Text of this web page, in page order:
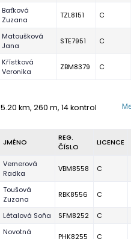
Baťková
Zuzana
TZL8151 C
Matoušková
Jana
STE7951 C
Křístková
Veronika
ZBM8379 C
5.20 km, 260 m, 14 kontrol
JMÉNO
REG.
ČÍSLO
LICENCE
Vernerová
Radka
VBM8558 C
Toušová
Zuzana
RBK8556 C
Létalová Soňa SFM8252 C
Novotná
PHK8255 C